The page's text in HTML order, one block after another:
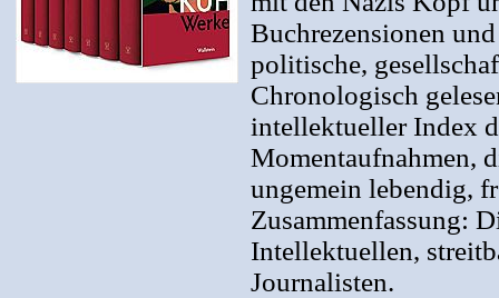
Buchrezensionen
politische,
Chronologisch
intellektueller Index
Momentaufnahmen,
ungemein lebendig,
Zusammenfassung:
Intellektuellen,
Journalisten.